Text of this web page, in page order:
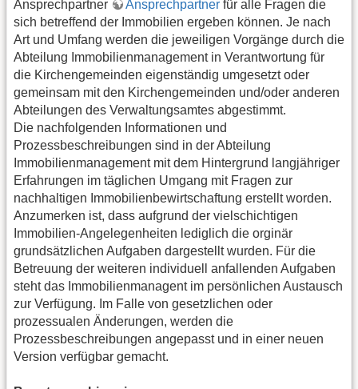
Ansprechpartner
Ansprechpartner für alle Fragen die
sich betreffend der Immobilien ergeben können. Je nach
Art und Umfang werden die jeweiligen Vorgänge durch die
Abteilung Immobilienmanagement in Verantwortung für
die Kirchengemeinden eigenständig umgesetzt oder
gemeinsam mit den Kirchengemeinden und/oder anderen
Abteilungen des Verwaltungsamtes abgestimmt.
Die nachfolgenden Informationen und
Prozessbeschreibungen sind in der Abteilung
Immobilienmanagement mit dem Hintergrund langjähriger
Erfahrungen im täglichen Umgang mit Fragen zur
nachhaltigen Immobilienbewirtschaftung erstellt worden.
Anzumerken ist, dass aufgrund der vielschichtigen
Immobilien-Angelegenheiten lediglich die orginär
grundsätzlichen Aufgaben dargestellt wurden. Für die
Betreuung der weiteren individuell anfallenden Aufgaben
steht das Immobilienmanagent im persönlichen Austausch
zur Verfügung. Im Falle von gesetzlichen oder
prozessualen Änderungen, werden die
Prozessbeschreibungen angepasst und in einer neuen
Version verfügbar gemacht.